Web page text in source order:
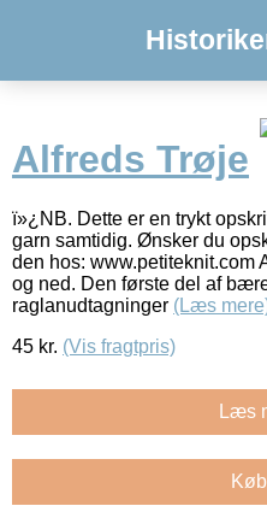
Alfreds Trøje
ï»¿NB. Dette er en trykt
garn samtidig. Ønsker du
den hos: www.petiteknit.com
og ned. Den første del af
raglanudtagninger (Læs
45 kr. (Vis fragtpris)
Læs